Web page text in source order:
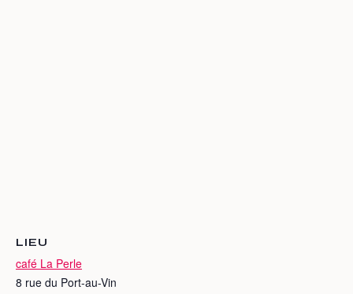
LIEU
café La Perle
8 rue du Port-au-Vin